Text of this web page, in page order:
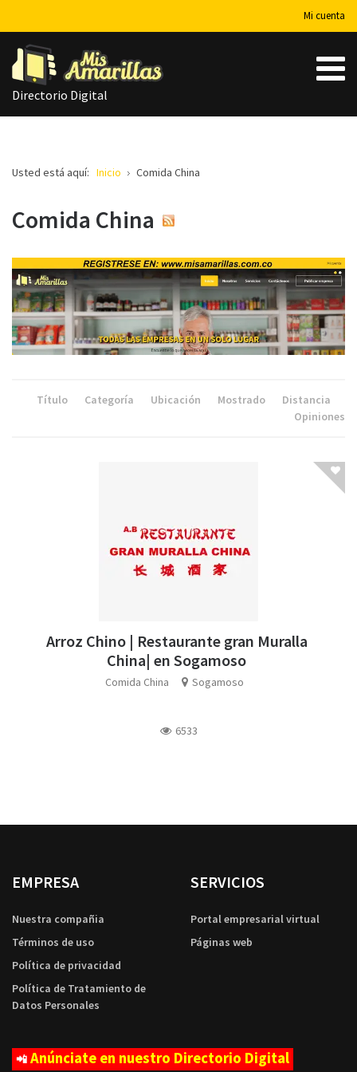
Mi cuenta
Directorio Digital
Usted está aquí: Inicio Comida China
Comida China
Título Categoría Ubicación Mostrado
Distancia
Opiniones
Arroz Chino | Restaurante gran Muralla
China| en Sogamoso
Comida China Sogamoso
6533
EMPRESA
Nuestra compañia
Términos de uso
Política de privacidad
Política de Tratamiento de
Datos Personales
SERVICIOS
Portal empresarial virtual
Páginas web
📲 Anúnciate en nuestro Directorio Digital